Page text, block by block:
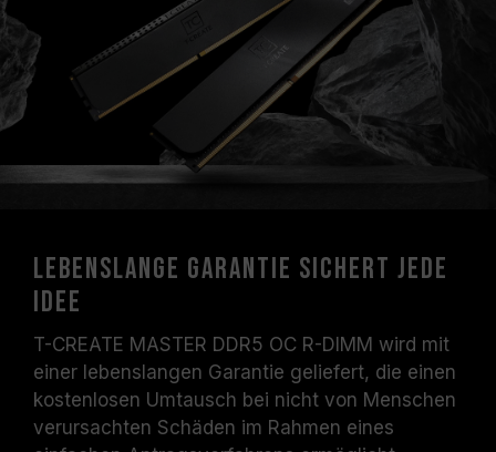
Lebenslange Garantie sichert jede
Idee
T-CREATE MASTER DDR5 OC R-DIMM wird mit
einer lebenslangen Garantie geliefert, die einen
kostenlosen Umtausch bei nicht von Menschen
verursachten Schäden im Rahmen eines